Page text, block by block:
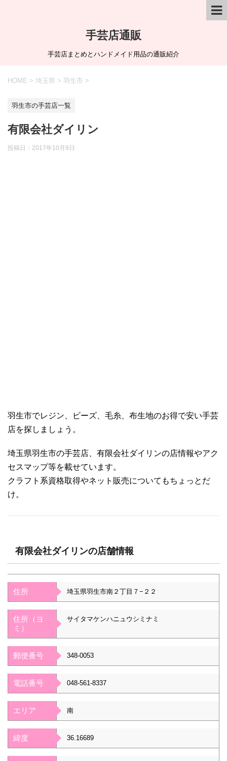
手芸店通販
手芸店まとめとハンドメイド用品の通販紹介
HOME > 埼玉県 > 羽生市 >
羽生市の手芸店一覧
有限会社ダイリン
投稿日： 2017年10月9日
羽生市でレジン、ビーズ、毛糸、布生地のお得で安い手芸
店を探しましょう。
埼玉県羽生市の手芸店、有限会社ダイリンの店情報やアク
セスマップ等を載せています。
クラフト系資格取得やネット販売についてもちょっとだ
け。
有限会社ダイリンの店舗情報
住所 埼玉県羽生市南２丁目７−２２
住所（ヨ
ミ）
サイタマケンハニュウシミナミ
郵便番号 348-0053
電話番号 048-561-8337
エリア 南
緯度 36.16689